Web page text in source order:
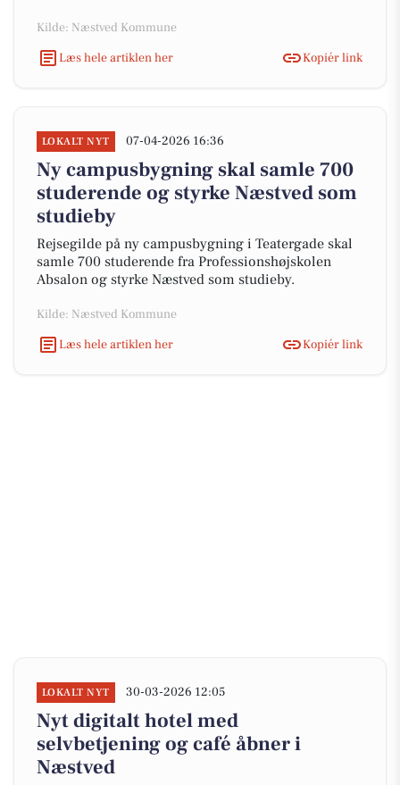
Kilde: Næstved Kommune
Læs hele artiklen her
Kopiér link
LOKALT NYT 07-04-2026 16:36
Ny campusbygning skal samle 700
studerende og styrke Næstved som
studieby
Rejsegilde på ny campusbygning i Teatergade skal
samle 700 studerende fra Professionshøjskolen
Absalon og styrke Næstved som studieby.
Kilde: Næstved Kommune
Læs hele artiklen her
Kopiér link
LOKALT NYT 30-03-2026 12:05
Nyt digitalt hotel med
selvbetjening og café åbner i
Næstved